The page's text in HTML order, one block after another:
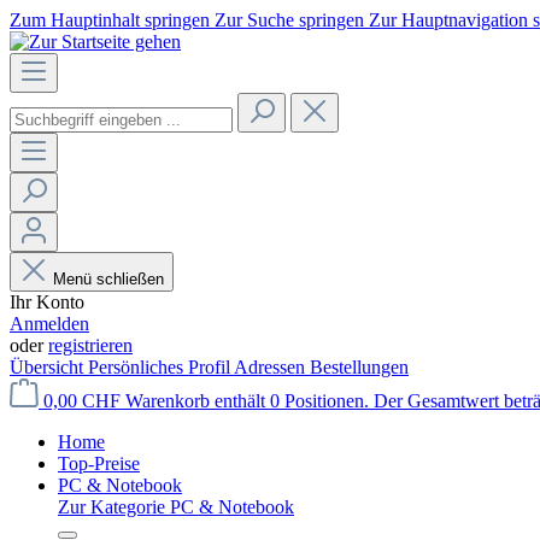
Zum Hauptinhalt springen Zur Suche springen Zur Hauptnavigation
Menü schließen
Ihr Konto
Anmelden
oderregistrieren
Übersicht Persönliches Profil Adressen Bestellungen
0,00 CHF Warenkorb enthält 0 Positionen. Der Gesamtwert
Home
Top-Preise
PC & Notebook
Zur Kategorie PC & Notebook